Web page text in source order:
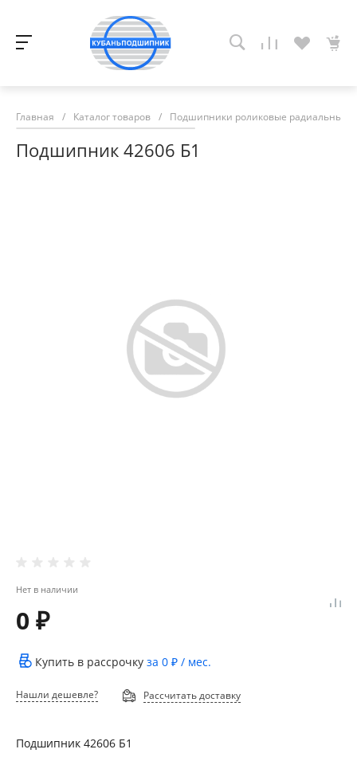
Главная / Каталог товаров / Подшипники роликовые радиальные
Подшипник 42606 Б1
Нет в наличии
0 ₽
Купить в рассрочку за 0 ₽ / мес.
Нашли дешевле? Рассчитать доставку
Подшипник 42606 Б1